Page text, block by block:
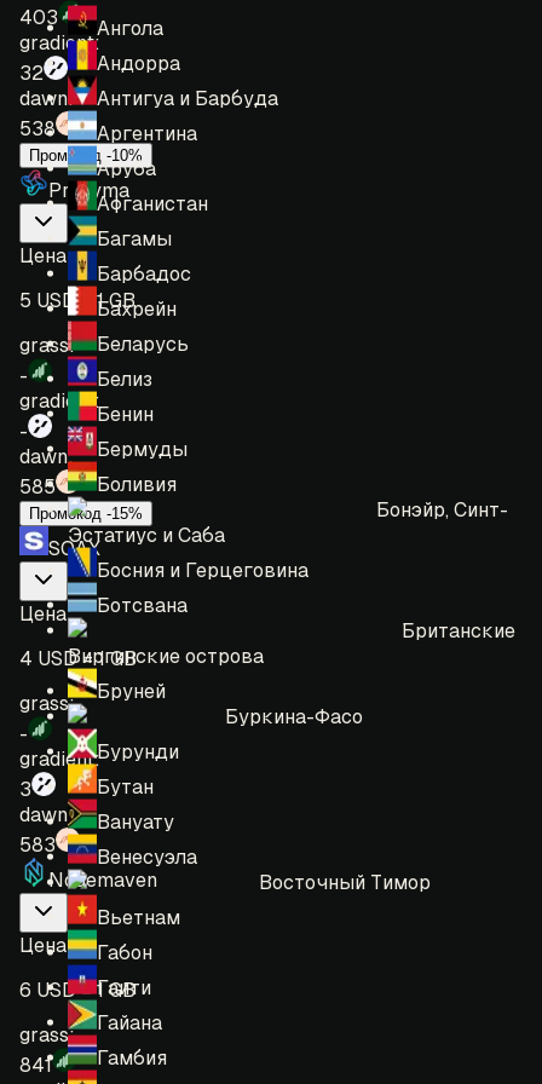
Ангола
Андорра
Антигуа и Барбуда
Аргентина
Аруба
Афганистан
Багамы
Барбадос
Бахрейн
Беларусь
Белиз
Бенин
Бермуды
Боливия
Бонэйр, Синт-
Эстатиус и Саба
Босния и Герцеговина
Ботсвана
Британские
Виргинские острова
Бруней
Буркина-Фасо
Бурунди
Бутан
Вануату
Венесуэла
Восточный Тимор
Вьетнам
Габон
Гаити
Гайана
Гамбия
403
gradient:
32
dawn:
538
Промокод -10%
Proxyma
Цена:
5 USD = 1 GB
grass:
-
gradient:
-
dawn:
585
Промокод -15%
SOAX
Цена:
4 USD = 1 GB
grass:
-
gradient:
3
dawn:
583
Nodemaven
Цена:
6 USD = 1 GB
grass:
841